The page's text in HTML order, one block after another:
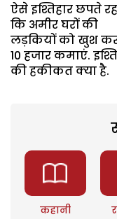
ऐसे इश्तिहार छपते
कि अमीर घरों की
लड़कियों को खुश
10 हजार कमाएं.
की हकीकत क्या है.
कहानी